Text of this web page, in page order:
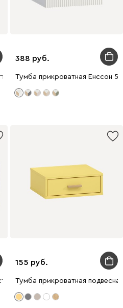
388
Тумба прикроватная Енссон
155
Тумба прикроватная